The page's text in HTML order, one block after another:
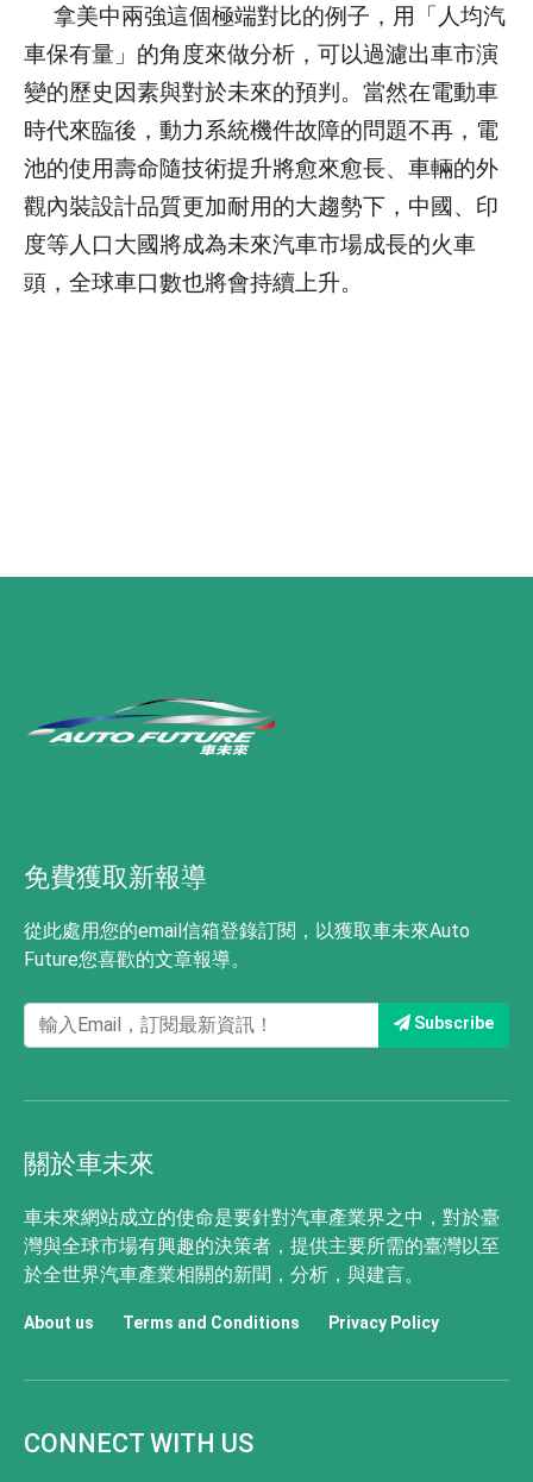
拿美中兩強這個極端對比的例子，用「 人均汽
車保有量」 的角度來做分析，可以過濾出車市演
變的歷史因素與對於未來的預判。當然在電動車
時代來臨後，動力系統機件故障的問題不再，電
池的使用壽命隨技術提升將愈來愈長、車輛的外
觀內裝設計品質更加耐用的大趨勢下，中國、印
度等人口大國將成為未來汽車市場成長的火車
頭，全球車口數也將會持續上升。
免費獲取新報導
從此處用您的email信箱登錄訂閱，以獲取車未來Auto
Future您喜歡的文章報導。
Subscribe
關於車未來
車未來網站成立的使命是要針對汽車產業界之中，對於臺
灣與全球市場有興趣的決策者，提供主要所需的臺灣以至
於全世界汽車產業相關的新聞，分析，與建言。
About us Terms and Conditions Privacy Policy
CONNECT WITH US